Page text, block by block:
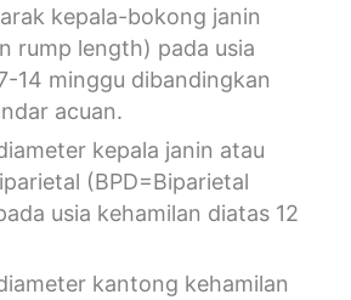
kepala-bokong janin
rump length) pada usia
14 minggu dibandingkan
acuan.
kepala janin atau
(BPD=Biparietal
usia kehamilan diatas 12
kantong kehamilan